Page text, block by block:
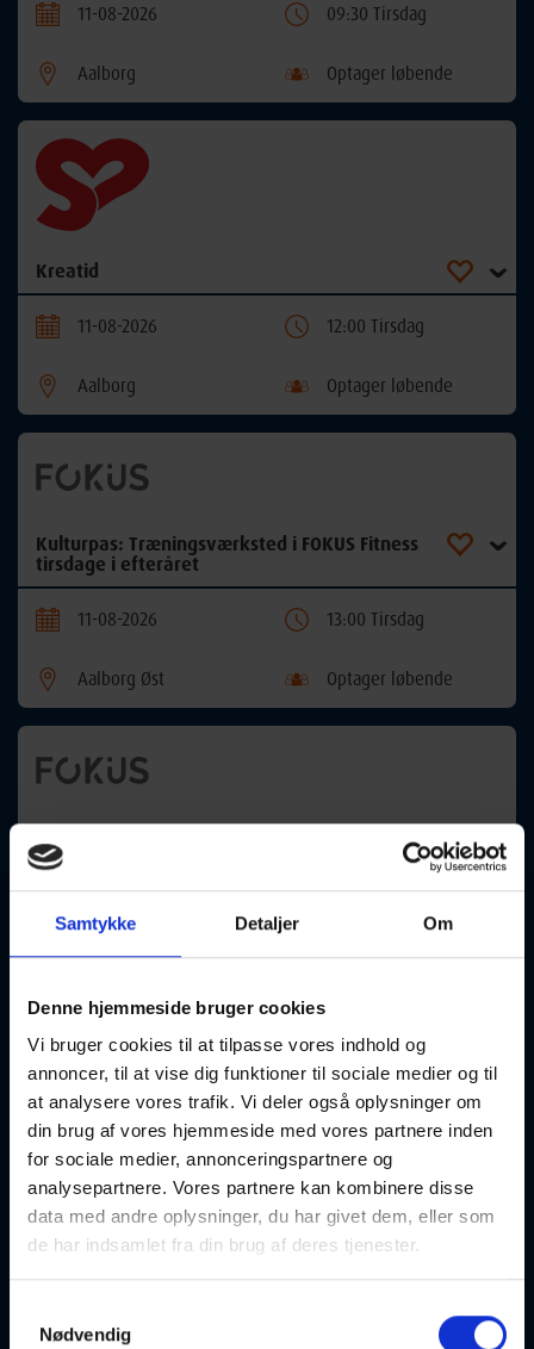
Samtykke Detaljer Om
Denne hjemmeside bruger cookies
Vi bruger cookies til at tilpasse vores indhold og
annoncer, til at vise dig funktioner til sociale medier og til
at analysere vores trafik. Vi deler også oplysninger om
din brug af vores hjemmeside med vores partnere inden
for sociale medier, annonceringspartnere og
analysepartnere. Vores partnere kan kombinere disse
data med andre oplysninger, du har givet dem, eller som
de har indsamlet fra din brug af deres tjenester.
Nødvendig
11-08-2026 09:30 Tirsdag
Aalborg Optager løbende
Kreatid
11-08-2026 12:00 Tirsdag
Aalborg Optager løbende
Kulturpas: Træningsværksted i FOKUS Fitness
tirsdage i efteråret
11-08-2026 13:00 Tirsdag
Aalborg Øst Optager løbende
11-08-2026 13:30 Tirsdag
Aalborg Optager løbende
Kulturpas: Guitar og hygge
11-08-2026 15:00 Tirsdag
Aalborg Optager løbende